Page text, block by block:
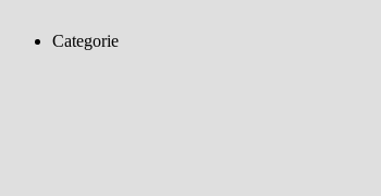
Categorie